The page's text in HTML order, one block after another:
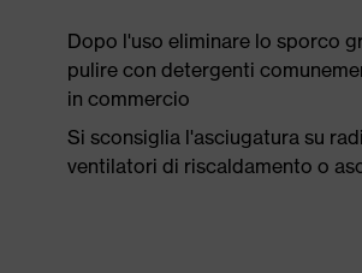
Dopo l'uso eliminare lo sporco
pulire con detergenti
in commercio
Si sconsiglia l'asciugatura su
ventilatori di riscaldamento o